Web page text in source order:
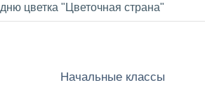
цветка "Цветочная страна"
Начальные классы